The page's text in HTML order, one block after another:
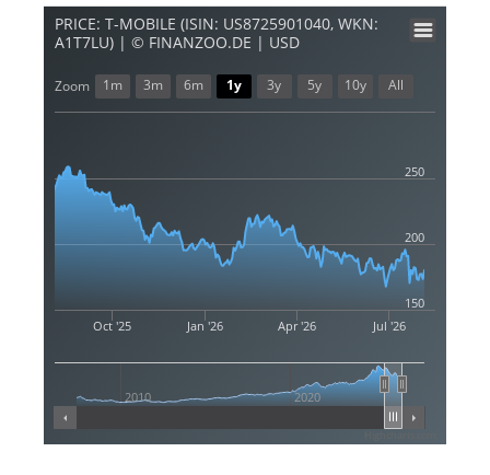
PRICE: T-MOBILE (ISIN: US8725901040, WKN:
A1T7LU) | © FINANZOO.DE | USD
Oct '25 Jan '26 Apr '26 Jul '26
2010 2020
200
150
250
Zoom 1m 3m 6m 1y 3y 5y 10y All